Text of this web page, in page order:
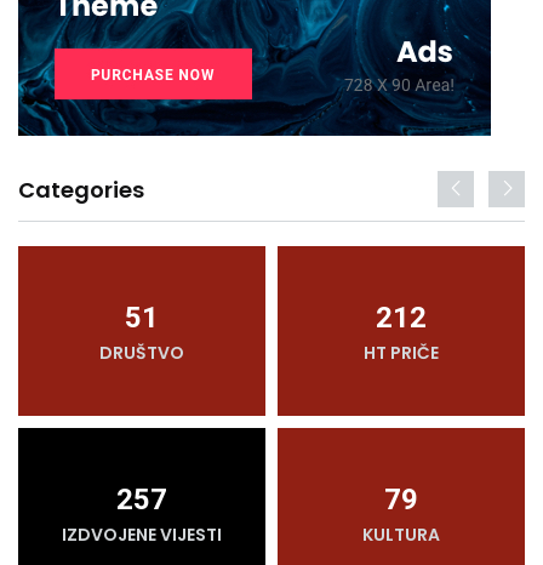
Categories
51
DRUŠTVO
212
HT PRIČE
257
IZDVOJENE VIJESTI
79
KULTURA